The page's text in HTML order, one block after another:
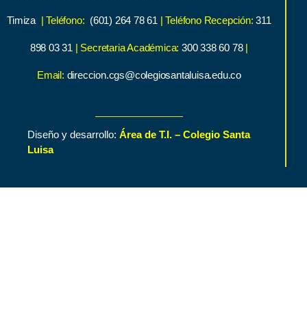
Timiza | Teléfono: (601) 264 78 61 | Teléfono Recepción: 311
898 03 31 | Secretaria Académica:300 338 60 78 |
Email: direccion.cgs@colegiosantaluisa.edu.co
Diseño y desarrollo: Área de T.I. – Colegio Santa
Luisa